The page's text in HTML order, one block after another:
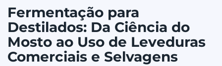
Fermentação para
Destilados: Da Ciência do
Mosto ao Uso de Leveduras
Comerciais e Selvagens